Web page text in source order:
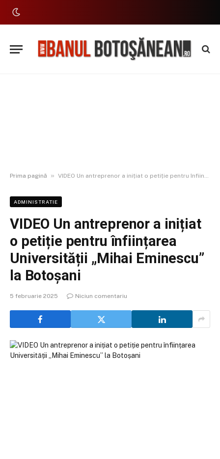
Prima pagină » VIDEO Un antreprenor a inițiat o petiție pentru înființarea Universității „Mihai Eminescu” la Botoșani
ADMINISTRATIE
VIDEO Un antreprenor a inițiat
o petiție pentru înființarea
Universității „Mihai Eminescu”
la Botoșani
5 februarie 2025 Niciun comentariu